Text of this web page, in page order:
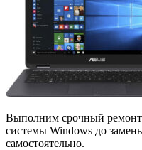
Выполним срочный ремонт
системы Windows до
самостоятельно.